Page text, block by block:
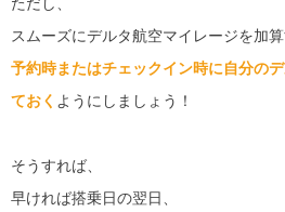
スムーズにデルタ航空マイレージを加算
予約時またはチェックイン時に自分の
ておく ようにしましょう！
そうすれば、
早ければ搭乗日の翌日、